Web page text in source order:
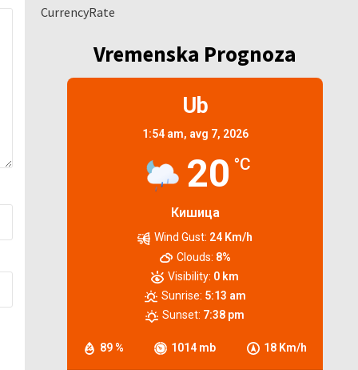
CurrencyRate
Vremenska Prognoza
Ub
1:54 am, avg 7, 2026
20 °C
Кишица
89 % 1014 mb 18 Km/h
Wind Gust: 24 Km/h
Clouds: 8%
Visibility: 0 km
Sunrise: 5:13 am
Sunset: 7:38 pm